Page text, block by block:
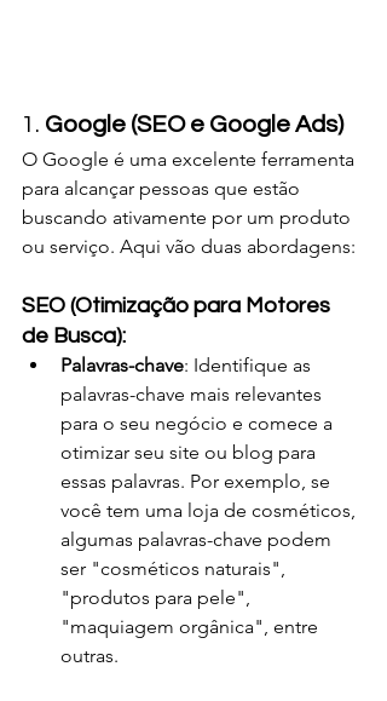
1. Google (SEO e Google Ads)
O Google é uma excelente ferramenta
para alcançar pessoas que estão
buscando ativamente por um produto
ou serviço. Aqui vão duas abordagens:
SEO (Otimização para Motores
de Busca):
Palavras-chave: Identifique as
palavras-chave mais relevantes
para o seu negócio e comece a
otimizar seu site ou blog para
essas palavras. Por exemplo, se
você tem uma loja de cosméticos,
algumas palavras-chave podem
ser "cosméticos naturais",
"produtos para pele",
"maquiagem orgânica", entre
outras.